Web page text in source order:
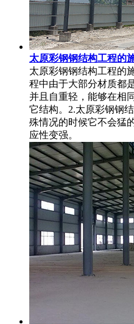
太原彩钢钢结构工程的
太原彩钢钢结构工程的
程中由于大部分材质都
并且自重轻，能够在相
它结构。2.太原彩钢钢
殊情况的时候它不会猛
应性变强。